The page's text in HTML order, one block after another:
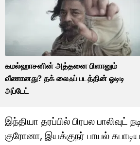
கமல்ஹாசனின் அத்தனை பிளானும்
வீணானது? தக் லைஃப் படத்தின் ஓடிடி
அப்டேட்
இந்தியா தரப்பில் பிரபல பாலிவுட்
குரோனா, இயக்குநர் பாயல்